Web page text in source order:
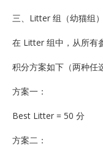
三、Litter 组（幼猫组）
在 Litter 组中，从所有
积分方案如下（两种任
方案一：
Best Litter = 50 分
方案二：